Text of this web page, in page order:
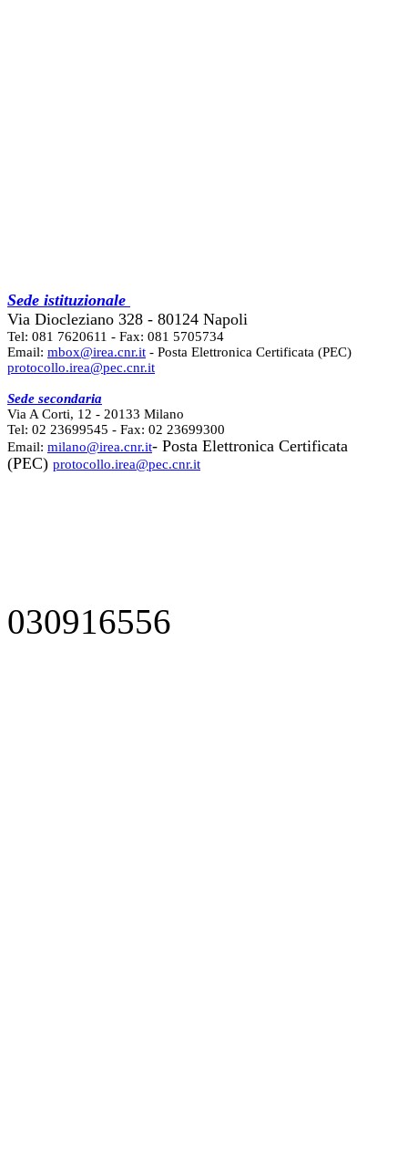
Sede istituzionale
Via Diocleziano 328 - 80124 Napoli
Tel: 081 7620611 - Fax: 081 5705734
Email: mbox@irea.cnr.it - Posta Elettronica Certificata (PEC)
protocollo.irea@pec.cnr.it
Sede secondaria
Via A Corti, 12 - 20133 Milano
Tel: 02 23699545 - Fax: 02 23699300
Email: milano@irea.cnr.it- Posta Elettronica Certificata
(PEC) protocollo.irea@pec.cnr.it
030916556